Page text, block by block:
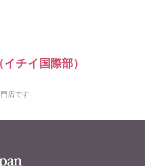
チイ国際部）
店です